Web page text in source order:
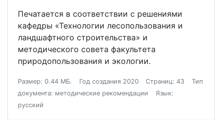
Печатается в соответствии с решениями
кафедры «Технологии лесопользования и
ландшафтного строительства» и
методического совета факультета
природопользования и экологии.
Размер: 0.44 МБ. Год создания 2020 Страниц: 43
Тип
документа: методические рекомендации
Язык:
русский